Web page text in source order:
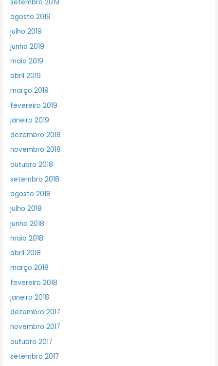
setembro 2019
agosto 2019
julho 2019
junho 2019
maio 2019
abril 2019
março 2019
fevereiro 2019
janeiro 2019
dezembro 2018
novembro 2018
outubro 2018
setembro 2018
agosto 2018
julho 2018
junho 2018
maio 2018
abril 2018
março 2018
fevereiro 2018
janeiro 2018
dezembro 2017
novembro 2017
outubro 2017
setembro 2017